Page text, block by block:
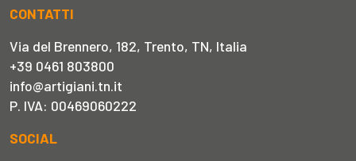
CONTATTI
Via del Brennero, 182, Trento, TN, Italia
+39 0461 803800
info@artigiani.tn.it
P. IVA: 00469060222
SOCIAL